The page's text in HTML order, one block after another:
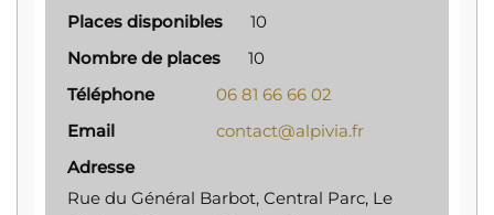
Places disponibles
10
Nombre de places
10
Téléphone
06 81 66 66 02
Email
contact@alpivia.fr
Adresse
Rue du Général Barbot, Central Parc, Le